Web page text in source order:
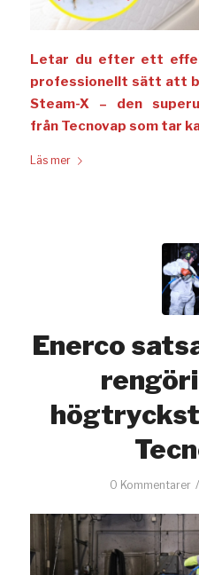
Letar du efter ett
professionellt sätt att
Steam-X – den
från Tecnovap som tar
Läs mer
Enerco
0 Kommentarer /